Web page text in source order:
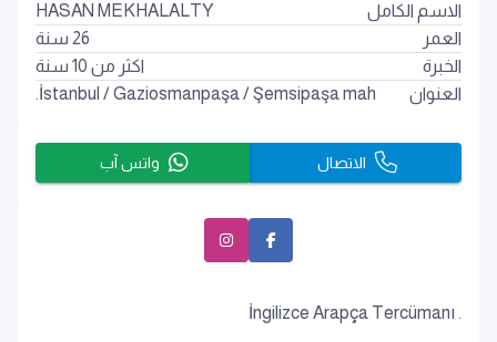
. İngilizce Arapça Tercümanı
الاسم الكامل
HASAN MEKHALALTY
العمر
26 سنة
الخبرة
اكثر من 10 سنة
العنوان
İstanbul /Gaziosmanpaşa/Şemsipaşa mah.
الاتصال واتس آب